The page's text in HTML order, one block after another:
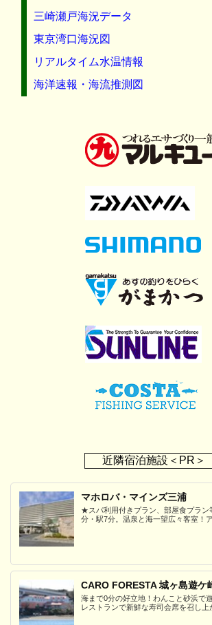
三崎瀬戸海況データ
東京湾口海況図
リアルタイム水温情報
海洋速報・海流推測図
近隣宿泊施設＜PR＞
マホロバ・マインズ三浦
★スパ利用付きプラン、部屋食プラ
分・駅7分。温泉と海一望広々客室！
CARO FORESTA 城ヶ島遊ケ
海まで0分の好立地！わんこと砂浜で
レストランで新鮮な寿司会席を召し上